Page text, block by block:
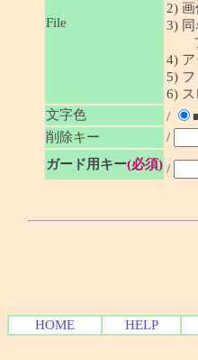
File
2)
3)
フ
4)
5)
6)
文字色
/
削除キー
/
ガード用キー(必須) /
HOME HELP